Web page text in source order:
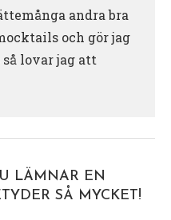
andra bra
och gör jag
lovar jag att
LÄMNAR EN
SÅ MYCKET!